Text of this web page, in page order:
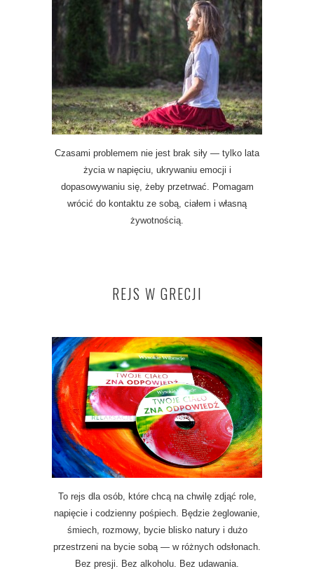
Czasami problemem nie jest brak siły — tylko lata
życia w napięciu, ukrywaniu emocji i
dopasowywaniu się, żeby przetrwać. Pomagam
wrócić do kontaktu ze sobą, ciałem i własną
żywotnością.
REJS W GRECJI
To rejs dla osób, które chcą na chwilę zdjąć role,
napięcie i codzienny pośpiech. Będzie żeglowanie,
śmiech, rozmowy, bycie blisko natury i dużo
przestrzeni na bycie sobą — w różnych odsłonach.
Bez presji. Bez alkoholu. Bez udawania.